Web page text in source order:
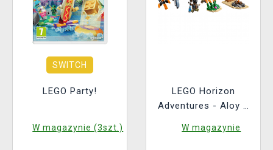
SWITCH
LEGO Party!
W magazynie (3szt.)
LEGO Horizon
Adventures - Aloy a
a Sawtooth
W magazynie